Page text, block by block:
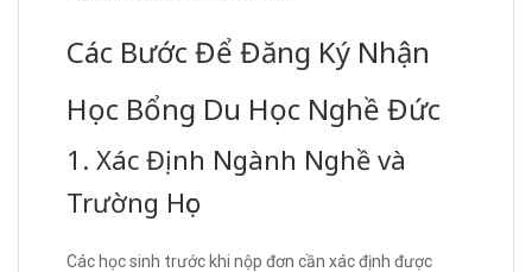
Các Bước Để Đăng Ký Nhận
Học Bổng Du Học Nghề Đức
1. Xác Định Ngành Nghề và
Trường Học
Các học sinh trước khi nộp đơn cần xác định được